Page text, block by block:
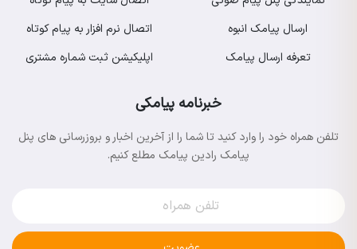
ارسال پیامک انبوه
تعرفه ارسال پیامک
اتصال نرم افزار به پیام کوتاه
اپلیکیشن ثبت شماره مشتری
خبرنامه پیامکی
تلفن همراه خود را وارد کنید تا شما را از آخرین اخبار و بروزرسانی های پنل
پیامک رادین پیامک مطلع کنیم.